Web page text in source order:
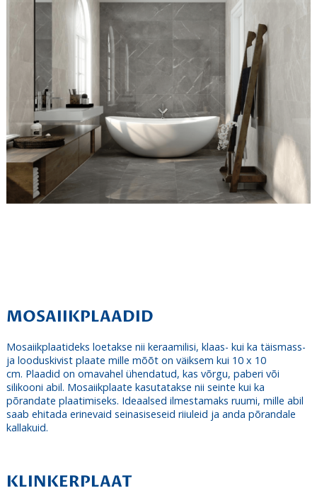
MOSAIIKPLAADID
Mosaiikplaatideks loetakse nii keraamilisi, klaas- kui ka täismass-
ja looduskivist plaate mille mõõt on väiksem kui 10 x 10
cm. Plaadid on omavahel ühendatud, kas võrgu, paberi või
silikooni abil. Mosaiikplaate kasutatakse nii seinte kui ka
põrandate plaatimiseks. Ideaalsed ilmestamaks ruumi, mille abil
saab ehitada erinevaid seinasiseseid riiuleid ja anda põrandale
kallakuid.
KLINKERPLAAT